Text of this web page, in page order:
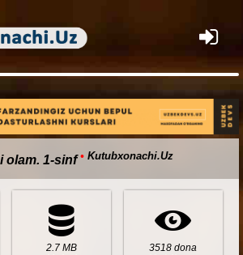
×
olam. 1-sinf• Kutubxonachi.Uz
2.7 MB 3518 dona